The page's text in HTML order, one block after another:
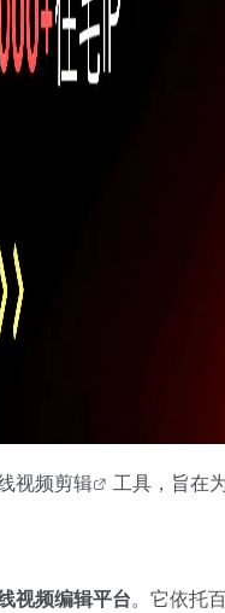
视频剪辑 工具，旨在
视频编辑平台。它依托